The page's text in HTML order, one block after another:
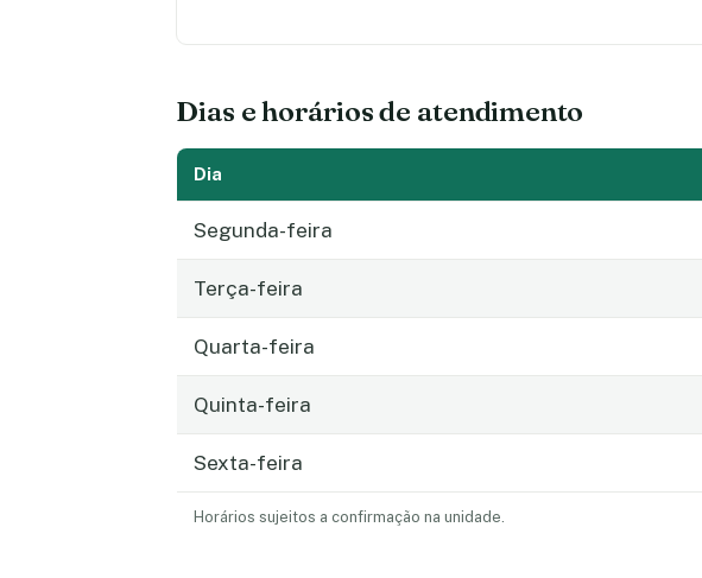
Dias e horários de atendimento
Dia
Segunda-feira
Terça-feira
Quarta-feira
Quinta-feira
Sexta-feira
Horários sujeitos a confirmação na unidade.